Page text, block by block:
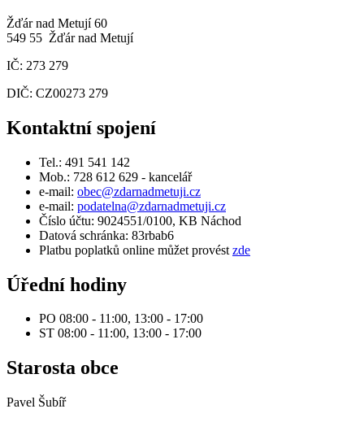
Žďár nad Metují 60
549 55 Žďár nad Metují
IČ: 273 279
DIČ: CZ00273 279
Kontaktní spojení
Tel.: 491 541 142
Mob.: 728 612 629 - kancelář
e-mail: obec@zdarnadmetuji.cz
e-mail: podatelna@zdarnadmetuji.cz
Číslo účtu: 9024551/0100, KB Náchod
Datová schránka: 83rbab6
Platbu poplatků online můžet provést zde
Úřední hodiny
PO 08:00 - 11:00, 13:00 - 17:00
ST 08:00 - 11:00, 13:00 - 17:00
Starosta obce
Pavel Šubíř